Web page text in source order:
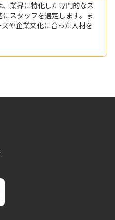
業界に特化した専門的なス
スタッフを選定します。ま
や企業文化に合った人材を